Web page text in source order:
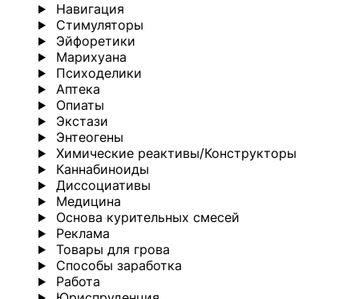
Навигация
Стимуляторы
Эйфоретики
Марихуана
Психоделики
Аптека
Опиаты
Экстази
Энтеогены
Химические реактивы/Конструкторы
Каннабиноиды
Диссоциативы
Медицина
Основа курительных смесей
Реклама
Товары для грова
Способы заработка
Работа